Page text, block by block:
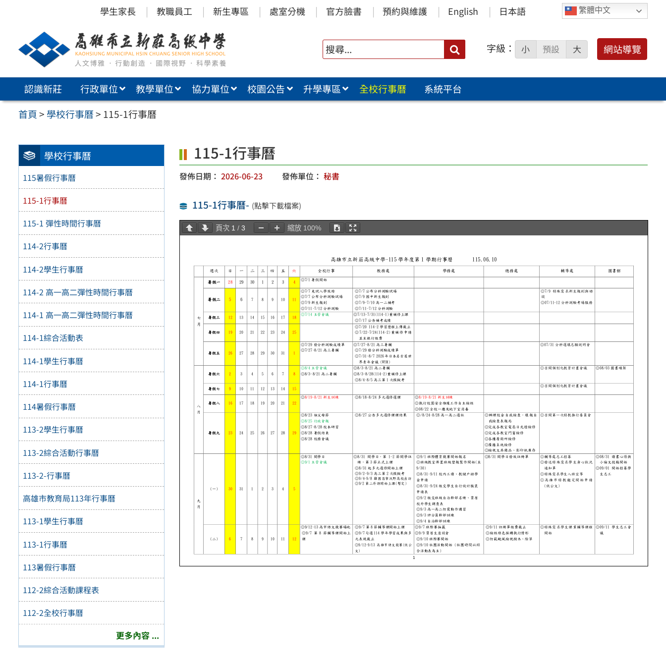
內
繁體中文
學生家長 教職員工 新生專區 處室分機 官方臉書 預約與維護 English 日本語
搜
尋：
字級： 小 預設 大 網站導覽
認識新莊 行政單位 教學單位 協力單位 校園公告 升學專區 全校行事曆
系統平台
首頁> 學校行事曆> 115-1行事曆
學校行事曆
115暑假行事曆
115-1行事曆
115-1 彈性時間行事曆
114-2行事曆
114-2學生行事曆
114-2 高一高二彈性時間行事曆
114-1 高一高二彈性時間行事曆
114-1綜合活動表
114-1學生行事曆
114-1行事曆
114暑假行事曆
113-2學生行事曆
113-2綜合活動行事曆
113-2-行事曆
高雄市教育局113年行事曆
113-1學生行事曆
113-1行事曆
113暑假行事曆
112-2綜合活動課程表
112-2全校行事曆
更多內容 ...
115-1行事曆
發佈日期： 2026-06-23 發佈單位： 秘書
115-1行事曆- (點擊下載檔案)
頁次 1 /3 縮放 100%